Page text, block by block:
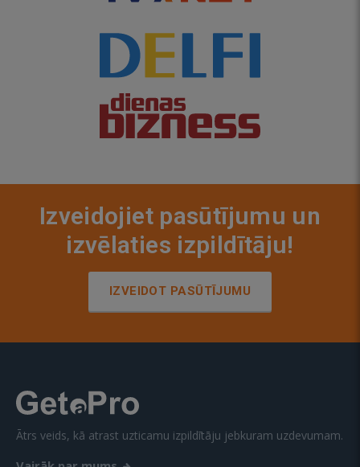
Izveidojiet pasūtījumu un
izvēlaties izpildītāju!
IZVEIDOT PASŪTĪJUMU
Ātrs veids, kā atrast uzticamu izpildītāju jebkuram uzdevumam.